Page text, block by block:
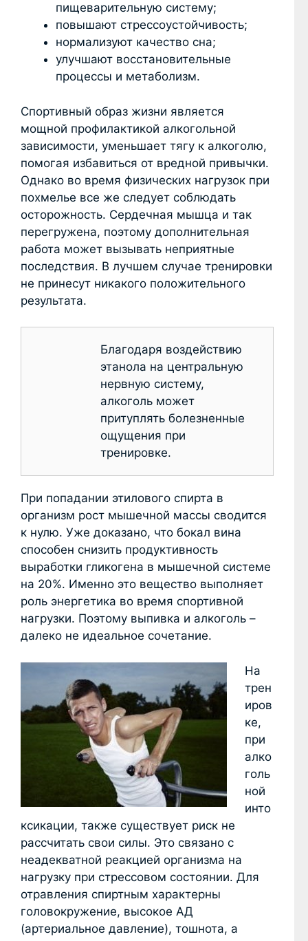
пищеварительную систему;
повышают стрессоустойчивость;
нормализуют качество сна;
улучшают восстановительные
процессы и метаболизм.
Спортивный образ жизни является
мощной профилактикой алкогольной
зависимости, уменьшает тягу к алкоголю,
помогая избавиться от вредной привычки.
Однако во время физических нагрузок при
похмелье все же следует соблюдать
осторожность. Сердечная мышца и так
перегружена, поэтому дополнительная
работа может вызывать неприятные
последствия. В лучшем случае тренировки
не принесут никакого положительного
результата.
Благодаря воздействию
этанола на центральную
нервную систему,
алкоголь может
притуплять болезненные
ощущения при
тренировке.
При попадании этилового спирта в
организм рост мышечной массы сводится
к нулю. Уже доказано, что бокал вина
способен снизить продуктивность
выработки гликогена в мышечной системе
на 20%. Именно это вещество выполняет
роль энергетика во время спортивной
нагрузки. Поэтому выпивка и алкоголь –
далеко не идеальное сочетание.
На
трен
иров
ке,
при
алко
голь
ной
инто
ксикации, также существует риск не
рассчитать свои силы. Это связано с
неадекватной реакцией организма на
нагрузку при стрессовом состоянии. Для
отравления спиртным характерны
головокружение, высокое АД
(артериальное давление), тошнота, а